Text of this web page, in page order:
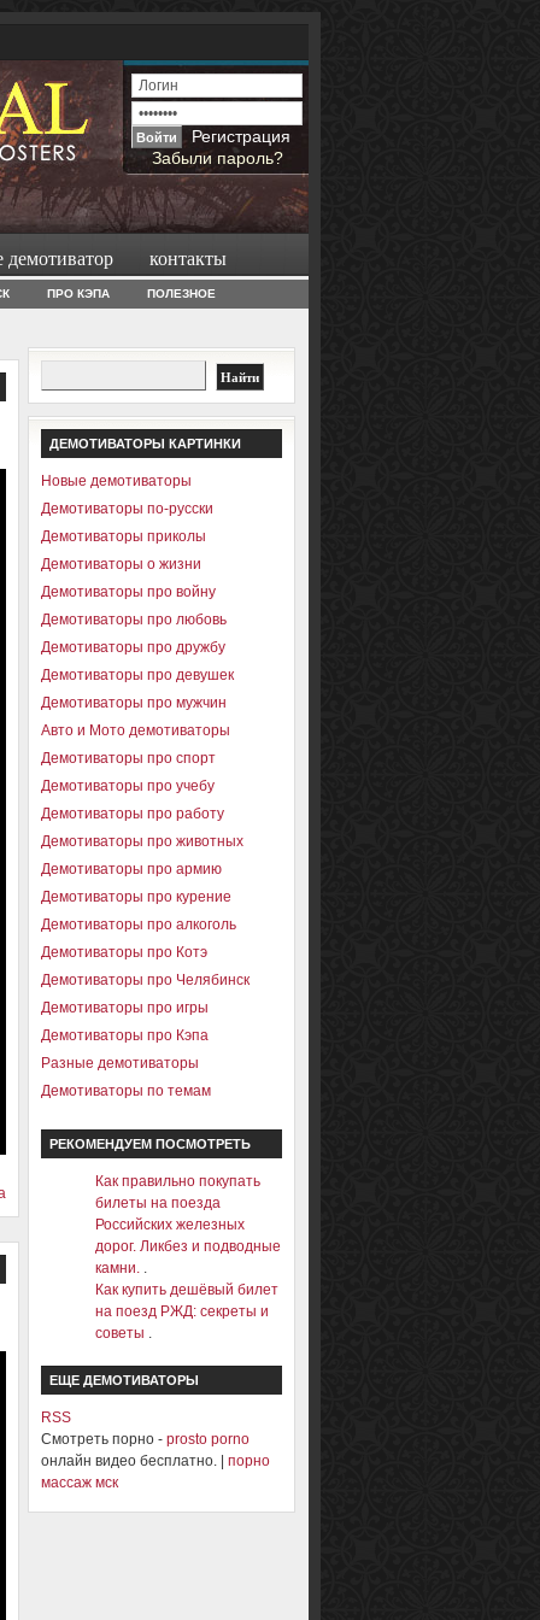
Регистрация
Забыли пароль?
демотиватор контакты
ПРО КЭПА ПОЛЕЗНОЕ
ДЕМОТИВАТОРЫ КАРТИНКИ
Новые демотиваторы
Демотиваторы по-русски
Демотиваторы приколы
Демотиваторы о жизни
Демотиваторы про войну
Демотиваторы про любовь
Демотиваторы про дружбу
Демотиваторы про девушек
Демотиваторы про мужчин
Авто и Мото демотиваторы
Демотиваторы про спорт
Демотиваторы про учебу
Демотиваторы про работу
Демотиваторы про животных
Демотиваторы про армию
Демотиваторы про курение
Демотиваторы про алкоголь
Демотиваторы про Котэ
Демотиваторы про Челябинск
Демотиваторы про игры
Демотиваторы про Кэпа
Разные демотиваторы
Демотиваторы по темам
РЕКОМЕНДУЕМ ПОСМОТРЕТЬ
Как правильно покупать
билеты на поезда
Российских железных
дорог. Ликбез и подводные
камни. .
Как купить дешёвый билет
на поезд РЖД: секреты и
советы .
ЕЩЕ ДЕМОТИВАТОРЫ
RSS
Смотреть порно - prosto porno
онлайн видео бесплатно. | порно
массаж мск